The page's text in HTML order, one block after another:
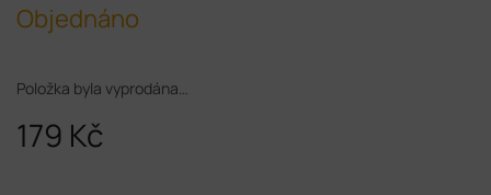
179 Kč
Objednáno
Položka byla vyprodána…